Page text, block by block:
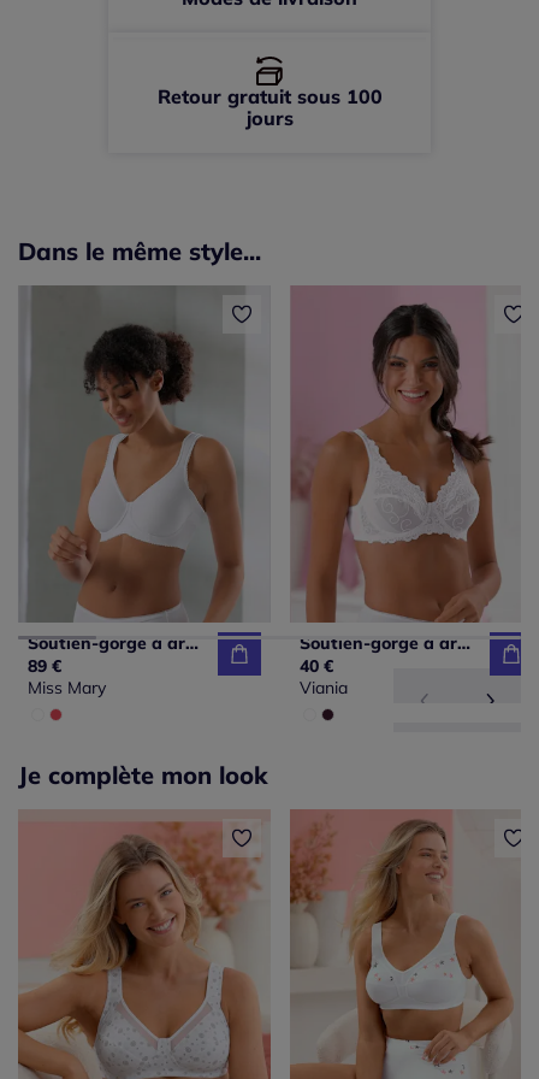
Retour gratuit sous 100
jours
Dans le même style...
Soutien-gorge à armatures bon. b, c, d, e, f, g
89 €
Miss Mary
Soutien-gorge à armatures bon. b, c, d, e
40 €
Viania
Je complète mon look